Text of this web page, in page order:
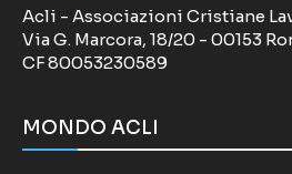
Acli - Associazioni Cristiane
Via G. Marcora, 18/20 - 00153
CF 80053230589
MONDO ACLI